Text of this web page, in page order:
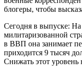
блогеры, чтобы
Сегодня в выпуске: На
милитаризованной
в ВВП она занимает
приходится 9 тысяч
Снижать этот уровень